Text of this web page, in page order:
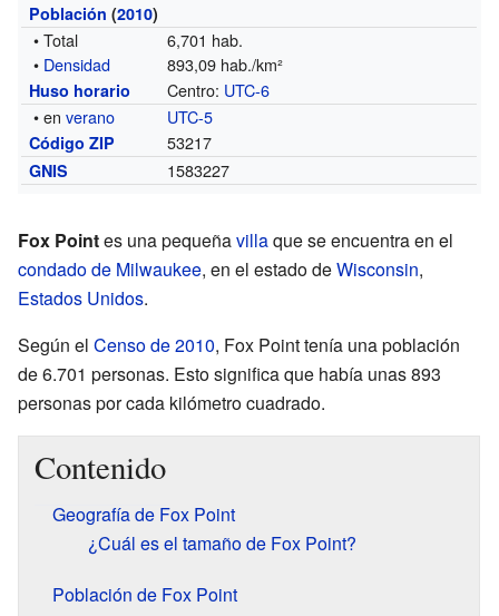
Población (2010)
• Total
6,701 hab.
• Densidad 893,09 hab./km²
Huso horario Centro: UTC-6
• enverano UTC-5
Código ZIP 53217
GNIS 1583227
Fox Pointes una pequeñavillaque se encuentra en el
condado de Milwaukee, en el estado deWisconsin,
Estados Unidos.
Según el Censo de 2010, Fox Point tenía una población
de 6.701 personas. Esto significa que había unas 893
personas por cada kilómetro cuadrado.
Contenido
Geografía de Fox Point
¿Cuál es el tamaño de Fox Point?
Población de Fox Point